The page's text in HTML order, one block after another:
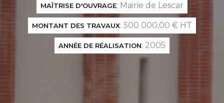
MAÎTRISE D'OUVRAGE: Mairie de Lescar
MONTANT DES TRAVAUX: 500 000,00 € HT
ANNÉE DE RÉALISATION: 2005